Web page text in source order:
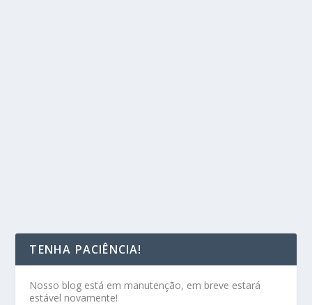
TENHA PACIÊNCIA!
Nosso blog está em manutenção, em breve estará
estável novamente!